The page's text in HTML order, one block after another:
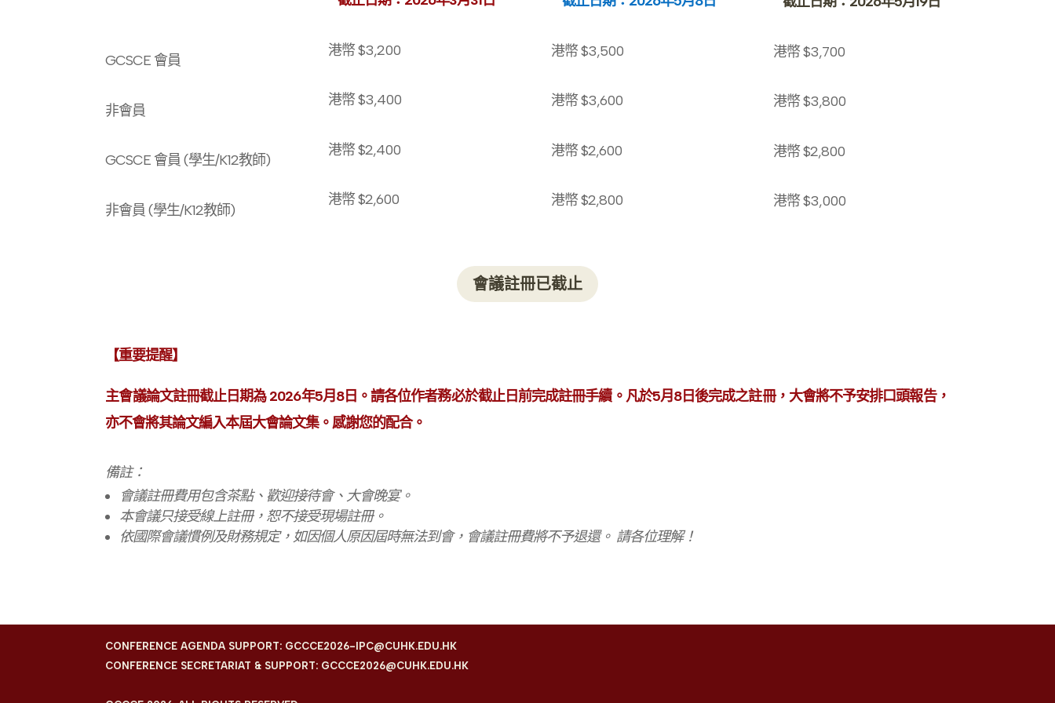
GCSCE 會員
非會員
GCSCE 會員 (學生/K12教師)
非會員(學生/K12教師)
港幣$3,200
港幣$3,400
港幣$2,400
港幣$2,600
港幣$3,500
港幣$3,600
港幣$2,600
港幣$2,800
港幣$3,700
港幣$3,800
港幣$2,800
港幣$3,000
會議註冊已截止
【重要提醒】
主會議論文註冊截止日期為 2026年5月8日。請各位作者務必於截止日前完成註冊手續。凡於5月8日後完成之註冊，大會將不予安排口頭報告，
亦不會將其論文編入本屆大會論文集。感謝您的配合。
備註：
會議註冊費用包含茶點、歡迎接待會、大會晚宴。
本會議只接受線上註冊，恕不接受現場註冊。
依國際會議慣例及財務規定，如因個人原因屆時無法到會，會議註冊費將不予退還。 請各位理解！
CONFERENCE AGENDA SUPPORT: GCCCE2026-IPC@CUHK.EDU.HK
CONFERENCE SECRETARIAT & SUPPORT: GCCCE2026@CUHK.EDU.HK